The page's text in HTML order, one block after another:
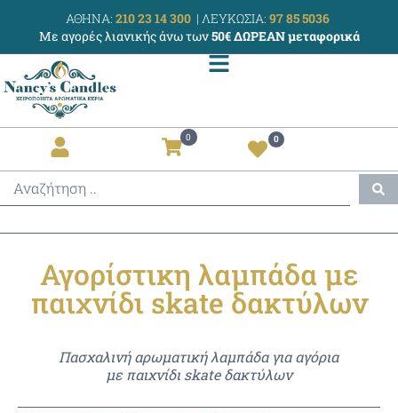
ΑΘΗΝΑ: 210 23 14 300 | ΛΕΥΚΩΣΙΑ: 97 85 5036
Με αγορές λιανικής άνω των50€ ΔΩΡΕΑΝ μεταφορικά
0 0
Αγορίστικη λαμπάδα με
παιχνίδι skate δακτύλων
Πασχαλινή αρωματική λαμπάδα για αγόρια
με παιχνίδι skate δακτύλων